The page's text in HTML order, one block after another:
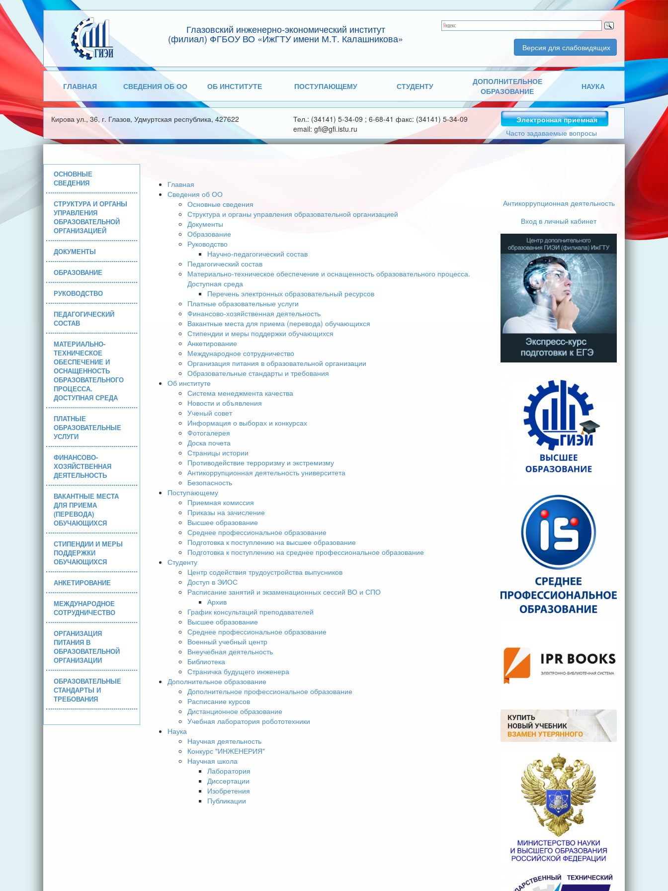
Глазовский инженерно-экономический институт
(филиал) ФГБОУ ВО «ИжГТУ имени М.Т. Калашникова»
Версия для слабовидящих
ГЛАВНАЯ СВЕДЕНИЯ ОБ ОО ОБ ИНСТИТУТЕ ПОСТУПАЮЩЕМУ СТУДЕНТУ
ДОПОЛНИТЕЛЬНОЕ
ОБРАЗОВАНИЕ
НАУКА
Кирова ул., 36, г. Глазов, Удмуртская республика, 427622
Тел.: (34141) 5-34-09 ; 6-68-41 факс: (34141) 5-34-09
email: gfi@gfi.istu.ru
Электронная приемная
Часто задаваемые вопросы
ОСНОВНЫЕ
СВЕДЕНИЯ
СТРУКТУРА И ОРГАНЫ
УПРАВЛЕНИЯ
ОБРАЗОВАТЕЛЬНОЙ
ОРГАНИЗАЦИЕЙ
ДОКУМЕНТЫ
ОБРАЗОВАНИЕ
РУКОВОДСТВО
ПЕДАГОГИЧЕСКИЙ
СОСТАВ
МАТЕРИАЛЬНО-
ТЕХНИЧЕСКОЕ
ОБЕСПЕЧЕНИЕ И
ОСНАЩЕННОСТЬ
ОБРАЗОВАТЕЛЬНОГО
ПРОЦЕССА.
ДОСТУПНАЯ СРЕДА
ПЛАТНЫЕ
ОБРАЗОВАТЕЛЬНЫЕ
УСЛУГИ
ФИНАНСОВО-
ХОЗЯЙСТВЕННАЯ
ДЕЯТЕЛЬНОСТЬ
ВАКАНТНЫЕ МЕСТА
ДЛЯ ПРИЕМА
(ПЕРЕВОДА)
ОБУЧАЮЩИХСЯ
СТИПЕНДИИ И МЕРЫ
ПОДДЕРЖКИ
ОБУЧАЮЩИХСЯ
АНКЕТИРОВАНИЕ
МЕЖДУНАРОДНОЕ
СОТРУДНИЧЕСТВО
ОРГАНИЗАЦИЯ
ПИТАНИЯ В
ОБРАЗОВАТЕЛЬНОЙ
ОРГАНИЗАЦИИ
ОБРАЗОВАТЕЛЬНЫЕ
СТАНДАРТЫ И
ТРЕБОВАНИЯ
Главная
Сведения об ОО
Основные сведения
Структура и органы управления образовательной организацией
Документы
Образование
Руководство
Научно-педагогический состав
Педагогический состав
Материально-техническое обеспечение и оснащенность образовательного процесса.
Доступная среда
Перечень электронных образовательный ресурсов
Платные образовательные услуги
Финансово-хозяйственная деятельность
Вакантные места для приема (перевода) обучающихся
Стипендии и меры поддержки обучающихся
Анкетирование
Международное сотрудничество
Организация питания в образовательной организации
Образовательные стандарты и требования
Об институте
Система менеджмента качества
Новости и объявления
Ученый совет
Информация о выборах и конкурсах
Фотогалерея
Доска почета
Страницы истории
Противодействие терроризму и экстремизму
Антикоррупционная деятельность университета
Безопасность
Поступающему
Приемная комиссия
Приказы на зачисление
Высшее образование
Среднее профессиональное образование
Подготовка к поступлению на высшее образование
Подготовка к поступлению на среднее профессиональное образование
Студенту
Центр содействия трудоустройства выпусников
Доступ в ЭИОС
Расписание занятий и экзаменационных сессий ВО и СПО
Архив
График консультаций преподавателей
Высшее образование
Среднее профессиональное образование
Военный учебный центр
Внеучебная деятельность
Библиотека
Страничка будущего инженера
Дополнительное образование
Дополнительное профессиональное образование
Расписание курсов
Дистанционное образование
Учебная лаборатория робототехники
Наука
Научная деятельность
Конкурс "ИНЖЕНЕРИЯ"
Научная школа
Лаборатория
Диссертации
Изобретения
Публикации
Антикоррупционная деятельность
Вход в личный кабинет